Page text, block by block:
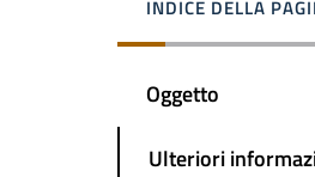
INDICE DELLA
Oggetto
Ulteriori